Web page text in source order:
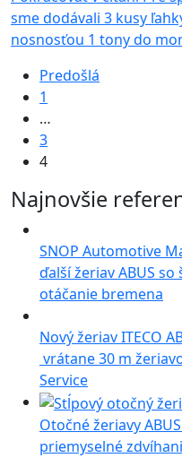
sme dodávali 3 kusy
nosnosťou 1 tony do
Predošlá
1
…
3
4
Najnovšie
SNOP Automotive
ďalší žeriav ABUS
otáčanie bremena
Nový žeriav ITECO
vrátane 30 m
Service
Otočné žeriavy
priemyselné